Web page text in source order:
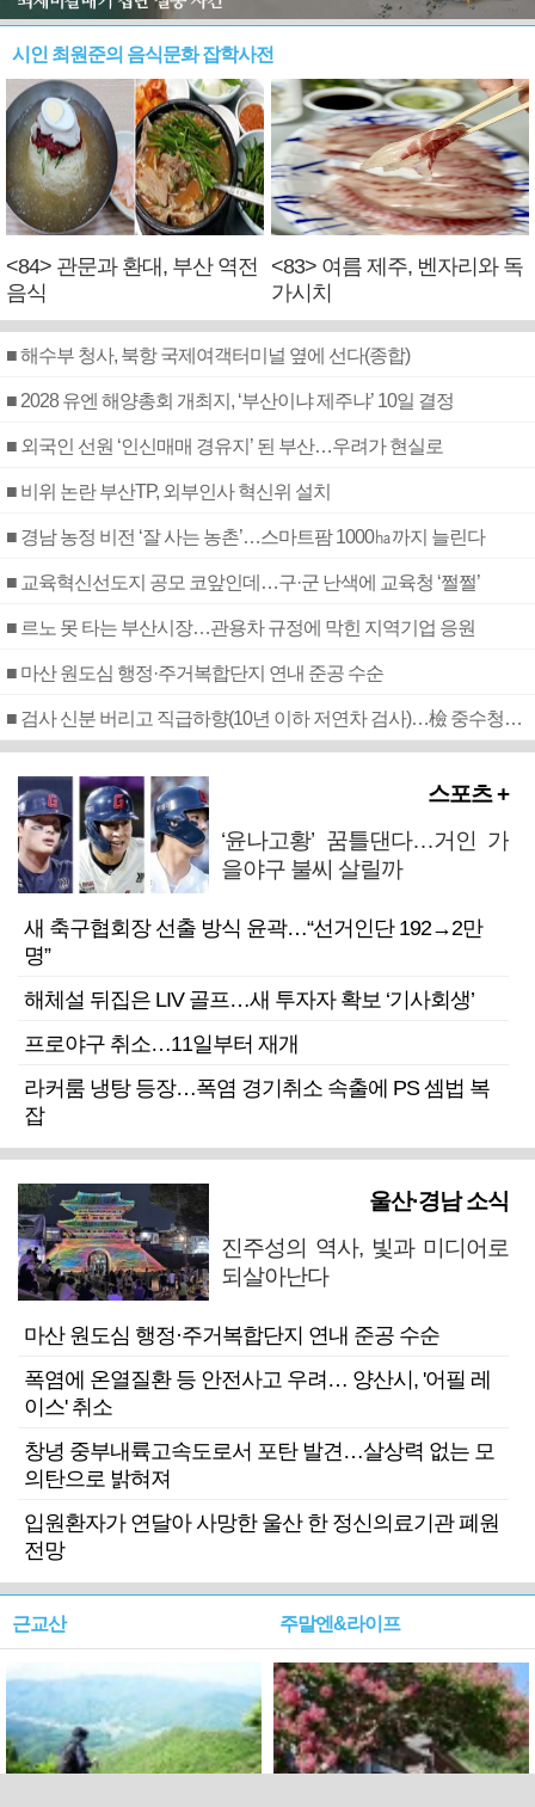
시인 최원준의 음식문화 잡학사전
<84> 관문과 환대, 부산 역전
음식
<83> 여름 제주, 벤자리와 독
가시치
■ 해수부 청사, 북항 국제여객터미널 옆에 선다(종합)
■ 2028 유엔 해양총회 개최지, ‘부산이냐 제주냐’ 10일 결정
■ 외국인 선원 ‘인신매매 경유지’ 된 부산…우려가 현실로
■ 비위 논란 부산TP, 외부인사 혁신위 설치
■ 경남 농정 비전 ‘잘 사는 농촌’…스마트팜 1000㏊까지 늘린다
■ 교육혁신선도지 공모 코앞인데…구·군 난색에 교육청 ‘쩔쩔’
■ 르노 못 타는 부산시장…관용차 규정에 막힌 지역기업 응원
■ 마산 원도심 행정·주거복합단지 연내 준공 수순
■ 검사 신분 버리고 직급하향(10년 이하 저연차 검사)…檢 중수청행 기피
스포츠 +
‘윤나고황’ 꿈틀댄다…거인 가
을야구 불씨 살릴까
새 축구협회장 선출 방식 윤곽…“선거인단 192→2만
명”
해체설 뒤집은 LIV 골프…새 투자자 확보 ‘기사회생’
프로야구 취소…11일부터 재개
라커룸 냉탕 등장…폭염 경기취소 속출에 PS 셈법 복
잡
울산·경남 소식
진주성의 역사, 빛과 미디어로
되살아난다
마산 원도심 행정·주거복합단지 연내 준공 수순
폭염에 온열질환 등 안전사고 우려… 양산시, '어필 레
이스' 취소
창녕 중부내륙고속도로서 포탄 발견…살상력 없는 모
의탄으로 밝혀져
입원환자가 연달아 사망한 울산 한 정신의료기관 폐원
전망
근교산 주말엔&라이프